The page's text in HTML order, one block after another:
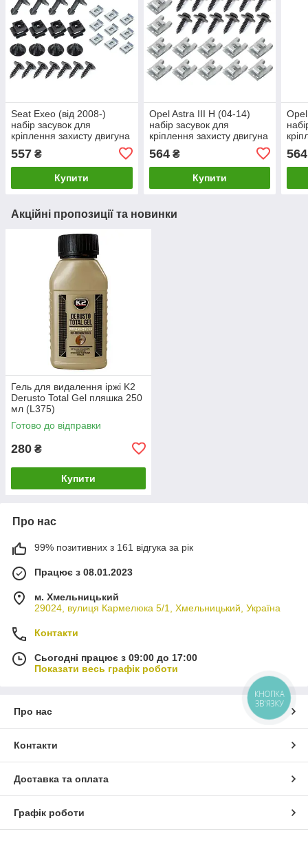
Seat Exeo (від 2008-)
набір засувок для
кріплення захисту двигуна
Ексео
557 ₴
Купити
Opel Astra III H (04-14)
набір засувок для
кріплення захисту двигуна
Астра 3
564₴
Купити
564
Акційні пропозиції та новинки
Гель для видалення іржі K2
Derusto Total Gel пляшка 250
мл (L375)
Готово до відправки
280 ₴
Купити
Про нас
99% позитивних з 161 відгука за рік
Працює з 08.01.2023
м. Хмельницький
29024, вулиця Кармелюка 5/1, Хмельницький, Україна
Контакти
Сьогодні працює з 09:00 до 17:00
Показати весь графік роботи
Про нас
Контакти
Доставка та оплата
Графік роботи
КНОПКА
ЗВ'ЯЗКУ